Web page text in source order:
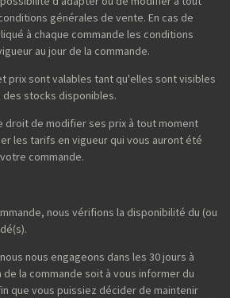
générales de vente. En cas de
à chaque commande les conditions
au jour de la commande.
prix sont valables tant qu'elles sont visibles
stocks disponibles.
droit de modifier ses prix à tout moment
les tarifs en vigueur qui vous auront été
commande.
nous vérifions la disponibilité du (ou
nous engageons dans les 30 jours à
la commande soit à vous informer du
que vous puissiez décider de maintenir